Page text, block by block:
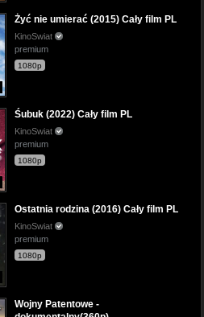
Żyć nie umierać (2015) Cały film PL
KinoSwiat
premium
1080p
Śubuk (2022) Cały film PL
KinoSwiat
premium
1080p
Ostatnia rodzina (2016) Cały film PL
KinoSwiat
premium
1080p
Wojny Patentowe -